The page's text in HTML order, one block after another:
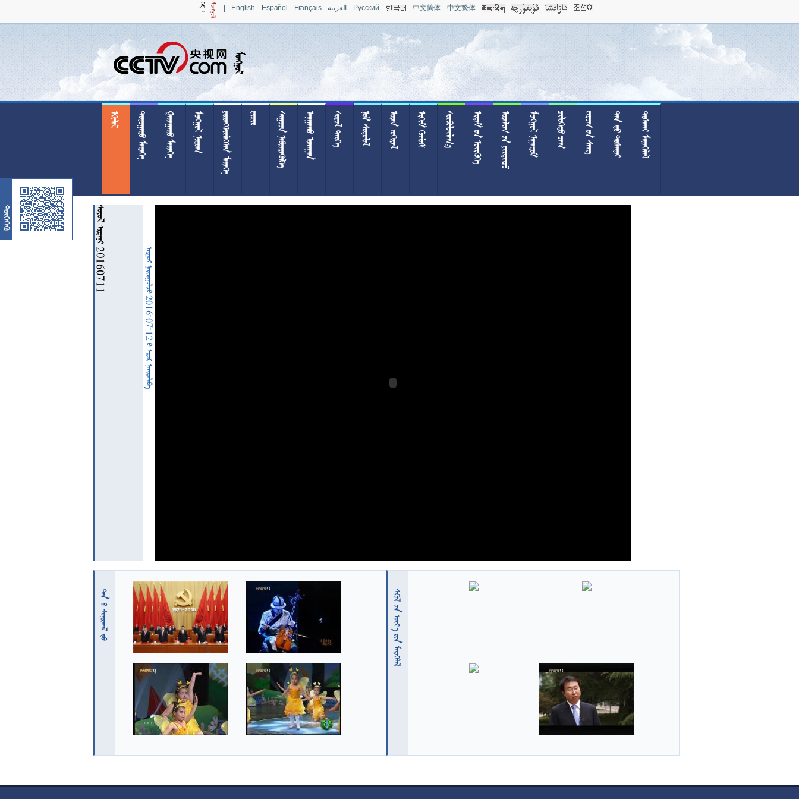
| English Español Français العربية Pусский 中文简体 中文繁体
                                        
   20160711   2016-07-12   
    